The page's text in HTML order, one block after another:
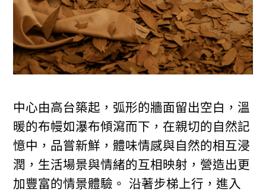
中心由高台築起，弧形的牆面留出空白，溫
暖的布幔如瀑布傾瀉而下，在親切的自然記
憶中，品嘗新鮮，體味情感與自然的相互浸
潤，生活場景與情緒的互相映射，營造出更
加豐富的情景體驗。 沿著步梯上行，進入